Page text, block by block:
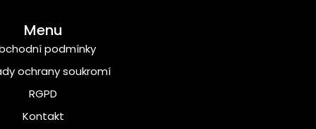
Menu
podmínky
ochrany soukromí
RGPD
Kontakt